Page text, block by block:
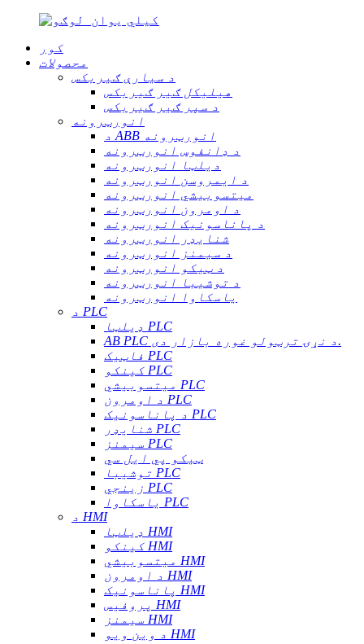
کور
محصولات
د سیارې ګیربکس
هیلیکل ګیر ګیربکس
د سپر ګیر ګیربکس
انورټرونه
د ABB انورټرونه
د ډانفوس انورټرونه
دیلټا انورټرونه
د ایمروسن انورټرونه
میتسوبیشي انورټرونه
د اومرون انورټرونه
د پاناسونیک انورټرونه
شنایډر انورټرونه
د سیمنز انورټرونه
د ټیکو انورټرونه
د توشیبا انورټرونه
یاسکاوا انورټرونه
د PLC
ډیلټا PLC
AB PLC د نړۍ ترټولو غوره بازار دی.
فاټیک PLC
کینکو PLC
میتسوبیشي PLC
د اومرون PLC
د پاناسونیک PLC
شنایډر PLC
سیمنز PLC
ټیکو پي ایل سي
توشیبا PLC
زینجي PLC
یاسکاوا PLC
د HMI
ډیلټا HMI
کینکو HMI
میتسوبیشي HMI
د اومرون HMI
پاناسونیک HMI
پروفیس HMI
سیمنز HMI
د وین ویو HMI